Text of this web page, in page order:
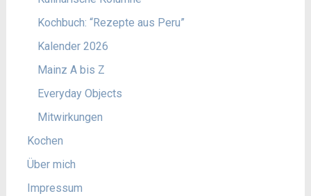
Kochbuch: “Rezepte aus Peru”
Kalender 2026
Mainz A bis Z
Everyday Objects
Mitwirkungen
Kochen
Über mich
Impressum